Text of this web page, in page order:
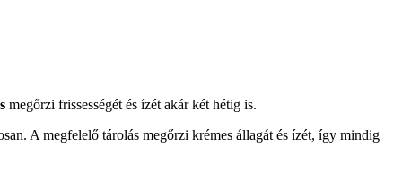
megőrzi frissességét és ízét akár két hétig is.
A megfelelő tárolás megőrzi krémes állagát és ízét, így mindig